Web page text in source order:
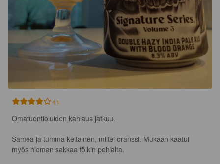
4.1
Omatuontioluiden kahlaus jatkuu.
Samea ja tumma keltainen, miltei oranssi. Mukaan kaatui
myös hieman sakkaa tölkin pohjalta.